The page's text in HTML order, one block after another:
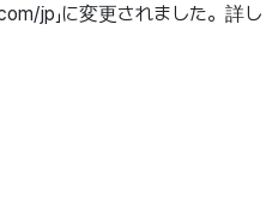
jp」に変更されました。 詳し